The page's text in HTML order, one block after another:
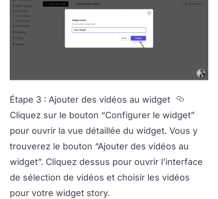
Étape 3 : Ajouter des vidéos au widget
Section
Cliquez sur le bouton “Configurer le widget”
pour ouvrir la vue détaillée du widget. Vous y
trouverez le bouton “Ajouter des vidéos au
widget”. Cliquez dessus pour ouvrir l’interface
de sélection de vidéos et choisir les vidéos
pour votre widget story.